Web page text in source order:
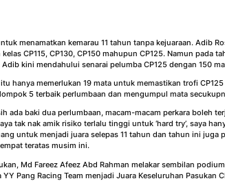
menamatkan kemarau 11 tahun tanpa kejuaraan. Adib
CP115, CP130, CP150 mahupun CP125. Namun
kini mendahului senarai pelumba CP125 dengan 150
itu hanya memerlukan 19 mata untuk memastikan trofi
5 terbaik perlumbaan dan mengumpul mata
ada baki dua perlumbaan, macam-macam perkara boleh
tak nak amik risiko terlalu tinggi untuk ‘hard try’, saya
untuk menjadi juara selepas 11 tahun dan tahun ini
teratas musim ini.
Md Fareez Afeez Abd Rahman melakar sembilan
Pang Racing Team menjadi Juara Keseluruhan Pasukan